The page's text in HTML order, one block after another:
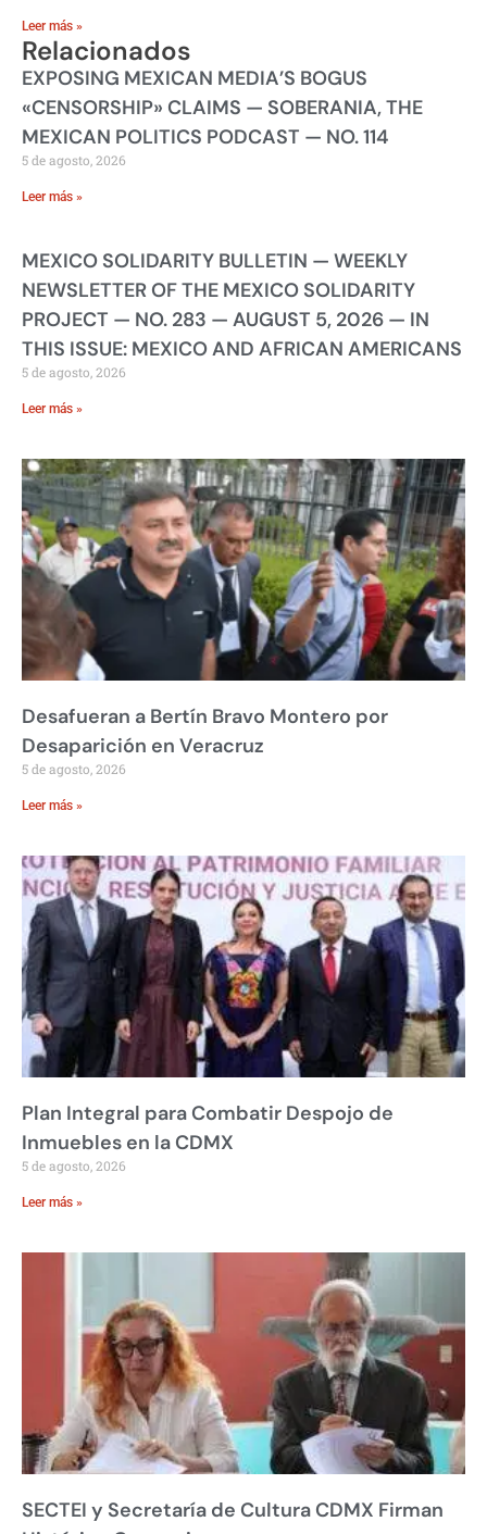
Leer más »
Relacionados
EXPOSING MEXICAN MEDIA’S BOGUS
«CENSORSHIP» CLAIMS — SOBERANIA, THE
MEXICAN POLITICS PODCAST — NO. 114
5 de agosto, 2026
Leer más »
MEXICO SOLIDARITY BULLETIN — WEEKLY
NEWSLETTER OF THE MEXICO SOLIDARITY
PROJECT — NO. 283 — AUGUST 5, 2026 — IN
THIS ISSUE: MEXICO AND AFRICAN AMERICANS
5 de agosto, 2026
Leer más »
Desafueran a Bertín Bravo Montero por
Desaparición en Veracruz
5 de agosto, 2026
Leer más »
Plan Integral para Combatir Despojo de
Inmuebles en la CDMX
5 de agosto, 2026
Leer más »
SECTEI y Secretaría de Cultura CDMX Firman